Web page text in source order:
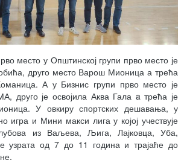
место у Општинској групи прво место је
друго место Варош Мионица а трећа
А у Бизнис групи прво место је
друго је освојила Аква Гала a трећа је
У овкиру спортских дешавања, у
игра и Мини макси лига у којој учествује
из Ваљева, Љига, Лајковца, Уба,
узрата од 7 до 11 година и трајаће до